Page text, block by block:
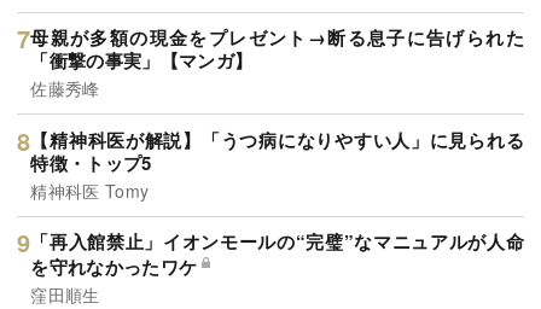
母親が多額の現金をプレゼント→断る息子に告げられた
「衝撃の事実」【マンガ】
佐藤秀峰
【精神科医が解説】「うつ病になりやすい人」に見られる
特徴・トップ5
精神科医 Tomy
「再入館禁止」イオンモールの“完璧”なマニュアルが人命
を守れなかったワケ
窪田順生